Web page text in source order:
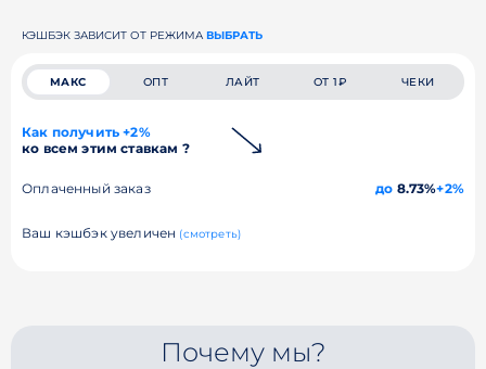
КЭШБЭК ЗАВИСИТ ОТ РЕЖИМА ВЫБРАТЬ
МАКС ОПТ ЛАЙТ ОТ 1₽ ЧЕКИ
Как получить +2%
ко всем этим ставкам ?
Оплаченный заказ до 8.73%+2%
Ваш кэшбэк увеличен (смотреть)
Почему мы?